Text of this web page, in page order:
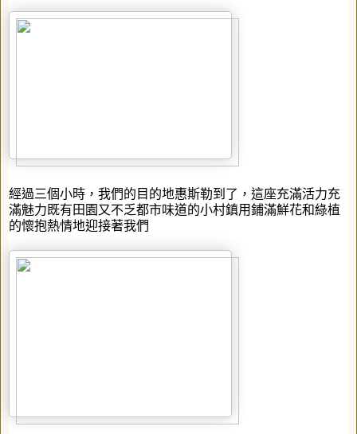
經過三個小時，我們的目的地惠斯勒到了，這座充滿活力充
滿魅力既有田園又不乏都市味道的小村鎮用鋪滿鮮花和綠植
的懷抱熱情地迎接著我們